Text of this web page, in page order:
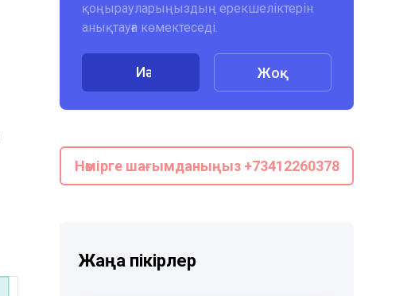
қоңырауларыңыздың ерекшеліктерін
анықтауға көмектеседі.
Иә Жоқ
Нөмірге шағымданыңыз +73412260378
Жаңа пікірлер